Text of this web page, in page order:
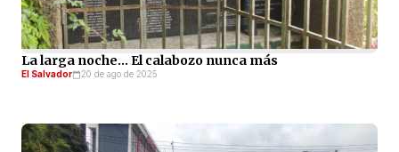
La larga noche… El calabozo nunca más
El Salvador 20 de ago de 2025